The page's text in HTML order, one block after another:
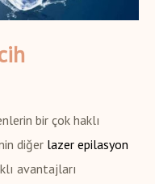
bir çok haklı
diğer lazer epilasyon
avantajları